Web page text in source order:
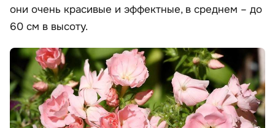
они очень красивые и эффектные, в среднем – до
60 см в высоту.